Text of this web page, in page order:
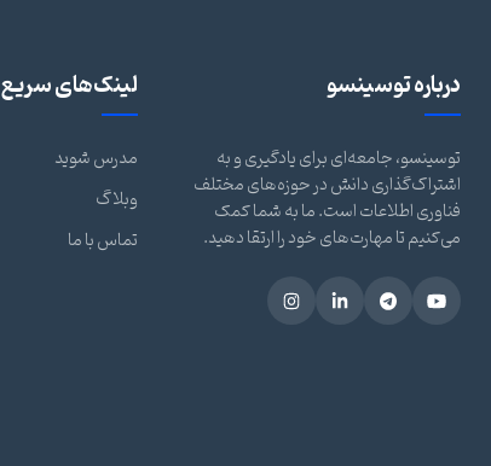
درباره توسینسو
توسینسو، جامعه‌ای برای یادگیری و به
اشتراک‌گذاری دانش در حوزه‌های مختلف
فناوری اطلاعات است. ما به شما کمک
می‌کنیم تا مهارت‌های خود را ارتقا دهید.
لینک‌های سریع
مدرس شوید
وبلاگ
تماس با ما